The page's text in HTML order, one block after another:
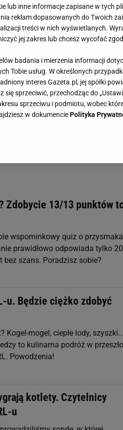
Zdobycie 13/13 punktów
wspominkowy quiz o
prawidłowo odpowiada tylko 20
bez szans. Poradzisz sobie?
u. Będzie ciężko zdobyć
Kogel-mogel, ciepłe lody,
to kulinarna podróż w
Powodzenia!
kotlety. Czytelnicy
u
lub inne informacje zapisane w tych
reklam dopasowanych do Twoich
treści w nich wyświetlanych.
jej zakres lub chcesz wycofać
badania i mierzenia informacji
Tobie usług. W określonych
interes Gazeta.pl, jej spółki
sprzeciwić, przechodząc do
sprzeciwu i podmiotu, wobec
w dokumenciePolityka
i przechowywanie plików cookie
twoimi preferencjami dot.
do „Ustawień
dane osobowe w następujących
charakterystyki urządzenia
Spersonalizowane reklamy i treści,